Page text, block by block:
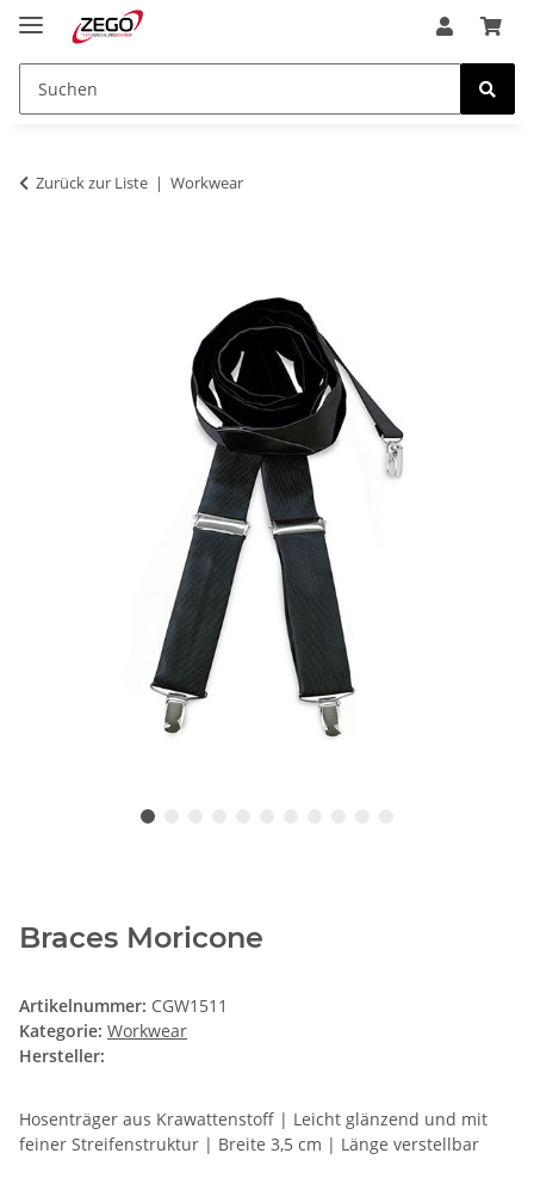
Zurück zur Liste Workwear
Braces Moricone
Artikelnummer: CGW1511
Kategorie: Workwear
Hersteller:
Hosenträger aus Krawattenstoff | Leicht glänzend und mit
feiner Streifenstruktur | Breite 3,5 cm | Länge verstellbar